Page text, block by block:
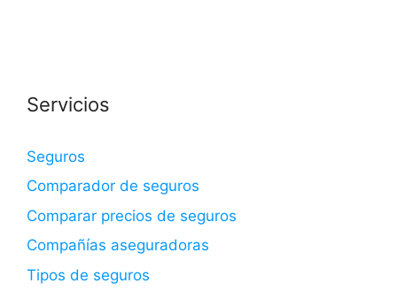
Servicios
Seguros
Comparador de seguros
Comparar precios de seguros
Compañías aseguradoras
Tipos de seguros